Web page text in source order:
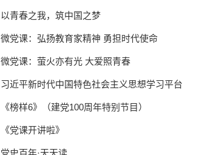
以青春之我，筑中国之梦
微党课：弘扬教育家精神 勇担时代使命
微党课：萤火亦有光 大爱照青春
习近平新时代中国特色社会主义思想学习平台
《榜样6》（建党100周年特别节目）
《党课开讲啦》
党史百年·天天读